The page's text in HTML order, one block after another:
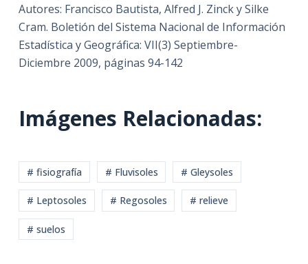
Autores: Francisco Bautista, Alfred J. Zinck y Silke
Cram. Boletión del Sistema Nacional de Información
Estadística y Geográfica: VII(3) Septiembre-
Diciembre 2009, páginas 94-142
Imágenes Relacionadas:
# fisiografía # Fluvisoles # Gleysoles
# Leptosoles # Regosoles # relieve
# suelos